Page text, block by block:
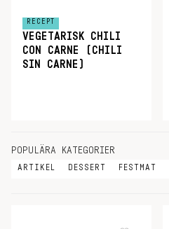
RECEPT
VEGETARISK CHILI
CON CARNE (CHILI
SIN CARNE)
POPULÄRA KATEGORIER
ARTIKEL DESSERT FESTMAT